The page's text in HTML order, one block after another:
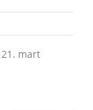
mart